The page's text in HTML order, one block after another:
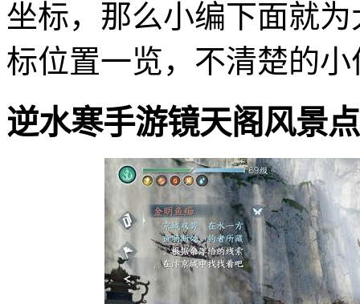
坐标，那么小编下面就
标位置一览，不清楚的
逆水寒手游镜天阁风景